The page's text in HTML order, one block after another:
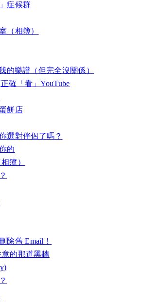
症候群
（相簿）
的樂譜（但完全沒關係）
確「看」YouTube
餅店
選對伴侶了嗎？
的
簿）
除舊 Email！
意的那道黑牆